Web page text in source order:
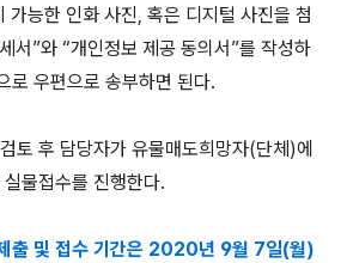
가능한 인화 사진, 혹은 디지털 사진을 첨
서”와 “개인정보 제공 동의서”를 작성하
로 우편으로 송부하면 된다.
토 후 담당자가 유물매도희망자(단체)에
물접수를 진행한다.
출 및 접수 기간은 2020년 9월 7일(월)